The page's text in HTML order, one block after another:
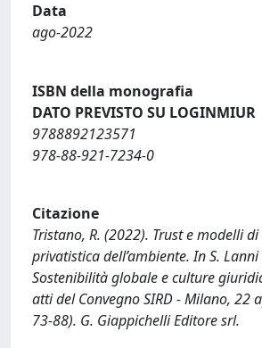
Data
ago-2022
ISBN della monografia
DATO PREVISTO SU LOGINMIUR
9788892123571
978-88-921-7234-0
Citazione
Tristano, R. (2022). Trust e modelli
privatistica dell’ambiente. In S.
Sostenibilità globale e culture
atti del Convegno SIRD - Milano, 22
73-88). G. Giappichelli Editore srl.